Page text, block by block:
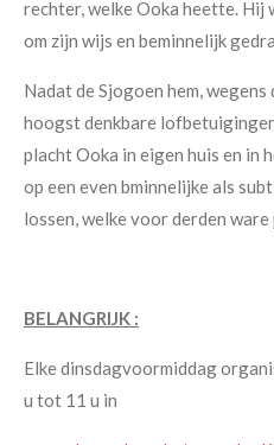
rechter, welke Ooka heette. Hij
om zijn wijs en beminnelijk
Nadat de Sjogoen hem,
hoogst denkbare
placht Ooka in eigen huis en in
op een even bminnelijke als
lossen, welke voor derden
BELANGRIJK :
Elke dinsdagvoormiddag
u tot 11 u in